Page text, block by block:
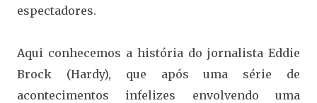
espectadores.
Aqui conhecemos a história do jornalista Eddie
Brock (Hardy), que após uma série de
acontecimentos infelizes envolvendo uma